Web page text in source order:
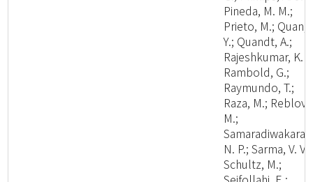
Pineda, M. M.;
Prieto, M.; Quan,
Y.; Quandt, A.;
Rajeshkumar, K.
Rambold, G.;
Raymundo, T.;
Raza, M.;
M.;
Samaradiwakara,
N. P.; Sarma, V. V.;
Schultz, M.;